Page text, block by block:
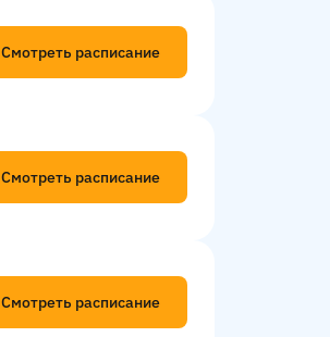
Смотреть расписание
Смотреть расписание
Смотреть расписание